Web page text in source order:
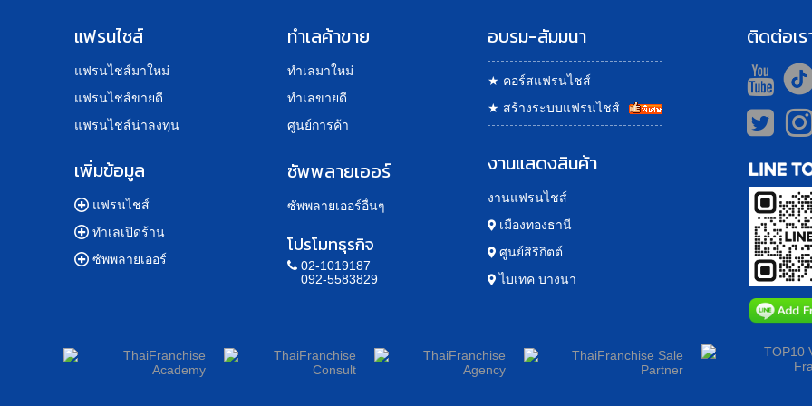
แฟรนไชส์
แฟรนไชส์มาใหม่
แฟรนไชส์ขายดี
แฟรนไชส์น่าลงทุน
เพิ่มข้อมูล
แฟรนไชส์
ทำเลเปิดร้าน
ซัพพลายเออร์
ทำเลค้าขาย
ทำเลมาใหม่
ทำเลขายดี
ศูนย์การค้า
ซัพพลายเออร์
ซัพพลายเออร์อื่นๆ
โปรโมทธุรกิจ
02-1019187
092-5583829
อบรม-สัมมนา
★ คอร์สแฟรนไชส์
★ สร้างระบบแฟรนไชส์
งานแสดงสินค้า
งานแฟรนไชส์
เมืองทองธานี
ศูนย์สิริกิตต์
ไบเทค บางนา
ติดต่อเร